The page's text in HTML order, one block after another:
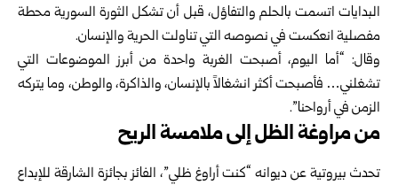
البدايات اتسمت بالحلم والتفاؤل، قبل أن تشكل الثورة السورية محطة
مفصلية انعكست في نصوصه التي تناولت الحرية والإنسان.
وقال: “أما اليوم، أصبحت الغربة واحدة من أبرز الموضوعات التي
تشغلني… فأصبحت أكثر انشغالاً بالإنسان، والذاكرة، والوطن، وما يتركه
الزمن في أرواحنا”.
من مراوغة الظل إلى ملامسة الريح
تحدث بيروتية عن ديوانه “كنت أراوغ ظلي”، الفائز بجائزة الشارقة للإبداع